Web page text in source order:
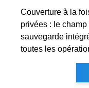
Couverture à la
privées : le
sauvegarde
toutes les